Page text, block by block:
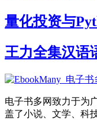
量化投资与
王力全集汉语
电子书多网致力于为
盖了小说、文学、科